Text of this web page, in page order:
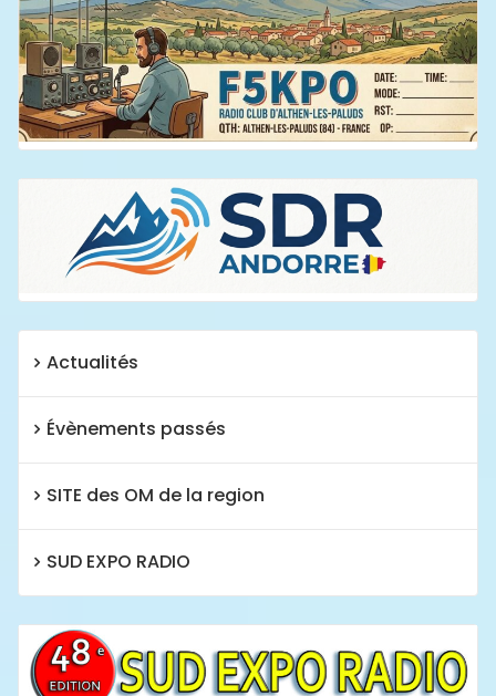
Actualités
Évènements passés
SITE des OM de la region
SUD EXPO RADIO